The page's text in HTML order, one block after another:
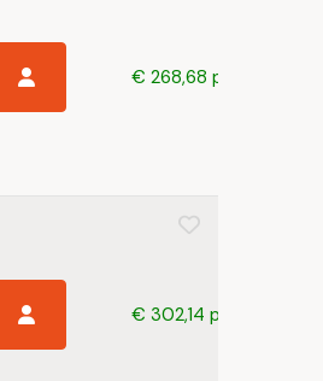
€ 268,68 p/s
€ 302,14 p/s